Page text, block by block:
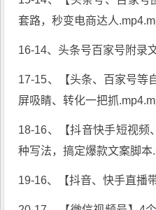
套路，秒变电商达人
16-14、头条号百家号附录
17-15、【头条、百家号等
屏吸睛、转化一把抓
18-16、【抖音快手短视频
种写法，搞定爆款文案脚本
19-16、【抖音、快手直播